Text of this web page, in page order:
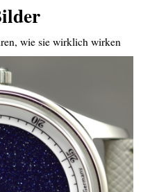
wie sie wirklich wirken